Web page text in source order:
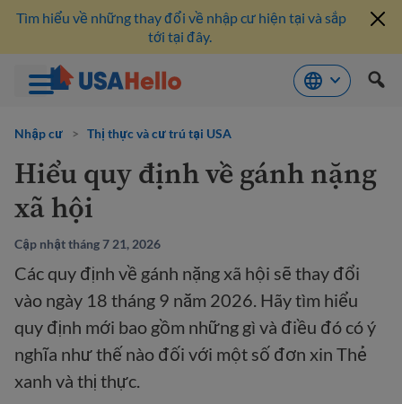
qua
dung
Tìm hiểu về những thay đổi về nhập cư hiện tại và sắp
tới tại đây.
Nhập cư > Thị thực và cư trú tại USA
Hiểu quy định về gánh nặng
xã hội
Cập nhật tháng 7 21, 2026
Các quy định về gánh nặng xã hội sẽ thay đổi
vào ngày 18 tháng 9 năm 2026. Hãy tìm hiểu
quy định mới bao gồm những gì và điều đó có ý
nghĩa như thế nào đối với một số đơn xin Thẻ
xanh và thị thực.